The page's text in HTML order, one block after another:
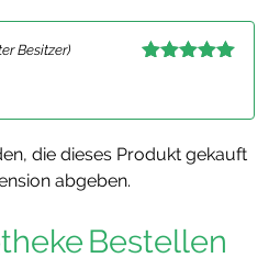
Besitzer)
die dieses Produkt gekauft
abgeben.
Bestellen